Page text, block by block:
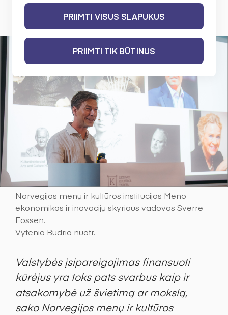
2024 M. SPALIO 25 D.
Norvegijos menų ir kultūros institucijos Meno
ekonomikos ir inovacijų skyriaus vadovas Sverre
Fossen.
Vytenio Budrio nuotr.
Valstybės įsipareigojimas finansuoti
kūrėjus yra toks pats svarbus kaip ir
atsakomybė už švietimą ar mokslą,
sako Norvegijos menų ir kultūros
PRIIMTI VISUS SLAPUKUS
PRIIMTI TIK BŪTINUS